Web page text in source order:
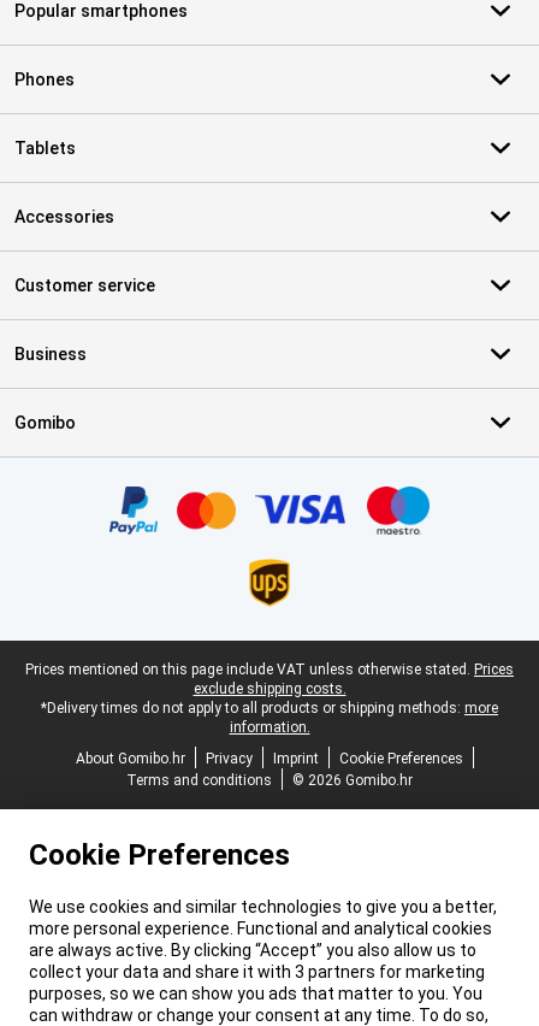
Popular smartphones
Phones
Tablets
Accessories
Customer service
Business
Gomibo
Legal footer
Prices mentioned on this page include VAT unless otherwise stated. Prices
exclude shipping costs.
*Delivery times do not apply to all products or shipping methods: more
information.
About Gomibo.hr
Privacy Imprint
Cookie Preferences
Terms and conditions
© 2026 Gomibo.hr
Cookie Preferences
We use cookies and similar technologies to give you a better,
more personal experience. Functional and analytical cookies
are always active. By clicking “Accept” you also allow us to
collect your data and share it with 3 partners for marketing
purposes, so we can show you ads that matter to you. You
can withdraw or change your consent at any time. To do so,